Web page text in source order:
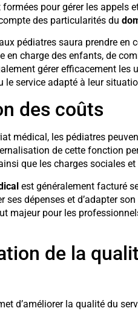
pour gérer les appels
des particularités du
pédiatres saura prendre
en charge des enfants, de
gérer efficacement les
le service adapté à leur
des coûts
médical, les pédiatres
de cette fonction
que les charges sociales
est généralement facturé
ses dépenses et d’adapter
majeur pour les
de la
d’améliorer la qualité du